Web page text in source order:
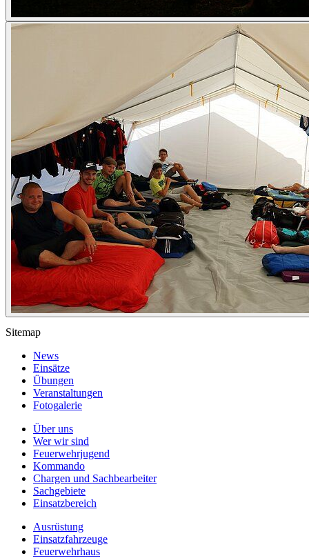
Sitemap
News
Einsätze
Übungen
Veranstaltungen
Fotogalerie
Über uns
Wer wir sind
Feuerwehrjugend
Kommando
Chargen und Sachbearbeiter
Sachgebiete
Einsatzbereich
Ausrüstung
Einsatzfahrzeuge
Feuerwehrhaus